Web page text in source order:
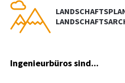
Ingenieurbüros sind...